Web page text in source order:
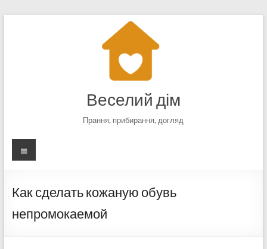
Веселий дім
Прання, прибирання, догляд
Меню
Как сделать кожаную обувь
непромокаемой